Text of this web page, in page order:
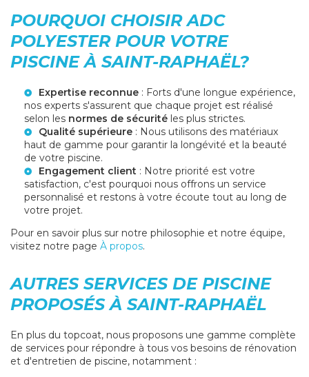
POURQUOI CHOISIR ADC
POLYESTER POUR VOTRE
PISCINE À SAINT-RAPHAËL?
Expertise reconnue : Forts d'une longue expérience,
nos experts s'assurent que chaque projet est réalisé
selon les normes de sécurité les plus strictes.
Qualité supérieure : Nous utilisons des matériaux
haut de gamme pour garantir la longévité et la beauté
de votre piscine.
Engagement client : Notre priorité est votre
satisfaction, c'est pourquoi nous offrons un service
personnalisé et restons à votre écoute tout au long de
votre projet.
Pour en savoir plus sur notre philosophie et notre équipe,
visitez notre page À propos.
AUTRES SERVICES DE PISCINE
PROPOSÉS À SAINT-RAPHAËL
En plus du topcoat, nous proposons une gamme complète
de services pour répondre à tous vos besoins de rénovation
et d'entretien de piscine, notamment :